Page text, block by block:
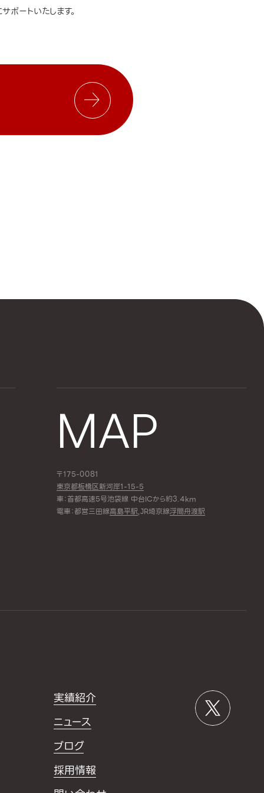
ポートいたします。
MAP
〒175-0081
東京都板橋区新河岸1-15-5
車：首都高速5号池袋線 中台ICから約3.4km
電車：都営三田線高島平駅,JR埼京線浮間舟渡駅
実績紹介
ニュース
ブログ
採用情報